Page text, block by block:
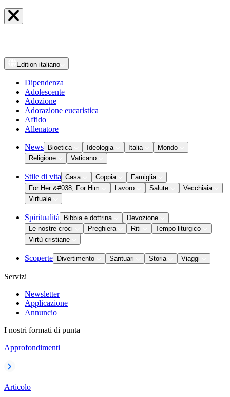
Edition italiano
Dipendenza
Adolescente
Adozione
Adorazione eucaristica
Affido
Allenatore
News Bioetica Ideologia Italia
Mondo
Religione
Vaticano
Stile di vita Casa Coppia
Famiglia
For Her &#038; For Him
Lavoro Salute
Vecchiaia
Virtuale
Spiritualità Bibbia e dottrina
Devozione
Le nostre croci
Preghiera Riti
Tempo liturgico
Virtù cristiane
Scoperte Divertimento Santuari Storia Viaggi
Servizi
Newsletter
Applicazione
Annuncio
I nostri formati di punta
Approfondimenti
Articolo